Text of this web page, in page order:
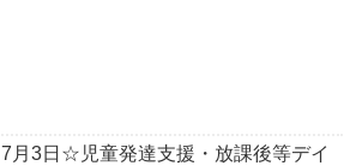
7月3日☆児童発達支援・放課後等デイ